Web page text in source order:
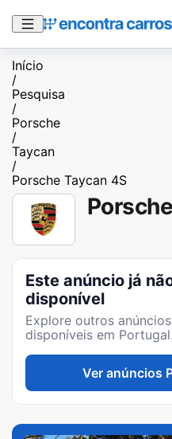
Início
/
Pesquisa
/
Porsche
/
Taycan
/
Porsche Taycan 4S
Porsche
Este anúncio já
disponível
Explore outros anúncios
disponíveis em Portugal.
Ver anúncios